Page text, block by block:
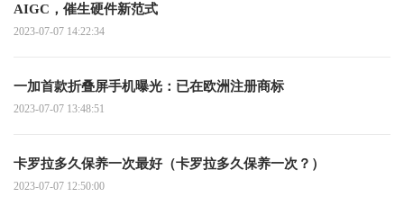
AIGC，催生硬件新范式
2023-07-07 14:22:34
一加首款折叠屏手机曝光：已在欧洲注册商标
2023-07-07 13:48:51
卡罗拉多久保养一次最好（卡罗拉多久保养一次？）
2023-07-07 12:50:00